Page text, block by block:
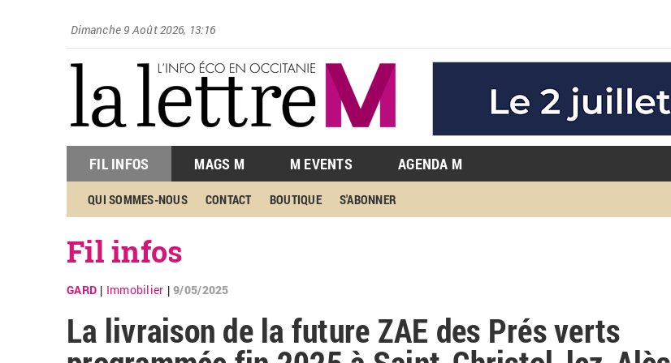
Dimanche 9 Août 2026, 13:16
FIL INFOS MAGS M M EVENTS AGENDA M
QUI SOMMES-NOUS CONTACT BOUTIQUE S'ABONNER
Fil infos
GARD Immobilier |9/05/2025
La livraison de la future ZAE des Prés verts